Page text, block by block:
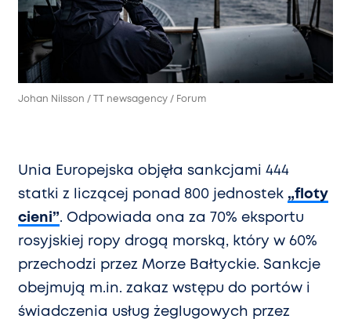
Johan Nilsson / TT newsagency / Forum
Unia Europejska objęła sankcjami 444
statki z liczącej ponad 800 jednostek „floty
cieni”. Odpowiada ona za 70% eksportu
rosyjskiej ropy drogą morską, który w 60%
przechodzi przez Morze Bałtyckie. Sankcje
obejmują m.in. zakaz wstępu do portów i
świadczenia usług żeglugowych przez